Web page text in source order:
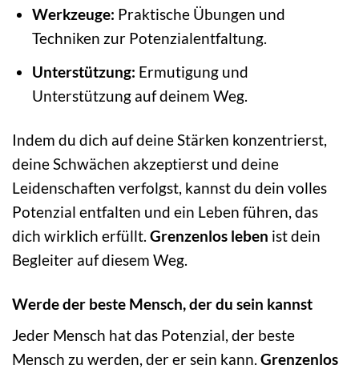
Werkzeuge: Praktische Übungen und
Techniken zur Potenzialentfaltung.
Unterstützung: Ermutigung und
Unterstützung auf deinem Weg.
Indem du dich auf deine Stärken konzentrierst,
deine Schwächen akzeptierst und deine
Leidenschaften verfolgst, kannst du dein volles
Potenzial entfalten und ein Leben führen, das
dich wirklich erfüllt. Grenzenlos leben ist dein
Begleiter auf diesem Weg.
Werde der beste Mensch, der du sein kannst
Jeder Mensch hat das Potenzial, der beste
Mensch zu werden, der er sein kann. Grenzenlos